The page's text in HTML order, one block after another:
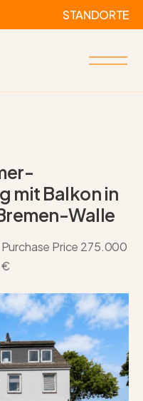
STANDORTE
mit Balkon in
Walle
Purchase Price 275.000
€